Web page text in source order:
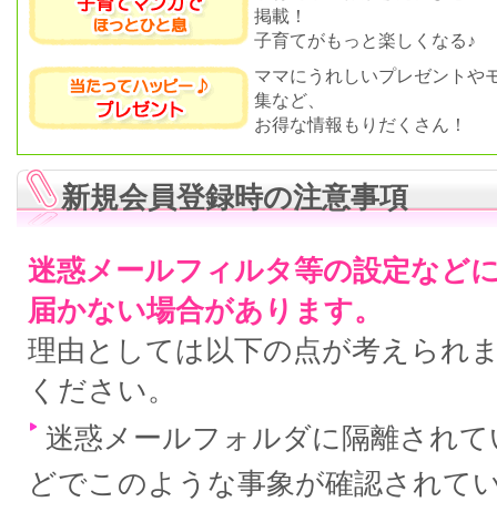
掲載！
子育てがもっと楽しくなる♪
ママにうれしいプレゼントや
集など、
お得な情報もりだくさん！
新規会員登録時の注意事項
迷惑メールフィルタ等の設定など
届かない場合があります。
理由としては以下の点が考えられ
ください。
迷惑メールフォルダに隔離され
どでこのような事象が確認されて